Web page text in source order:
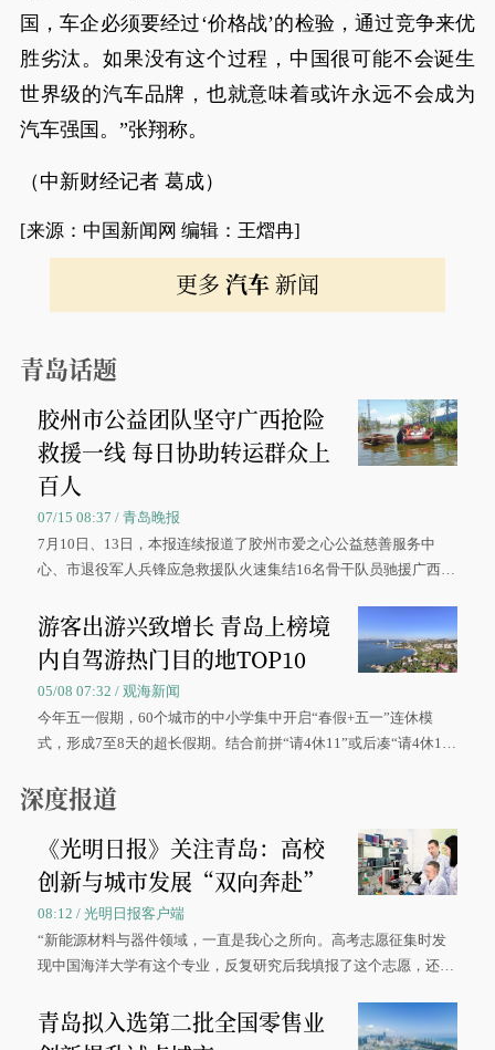
国，车企必须要经过‘价格战’的检验，通过竞争来优
胜劣汰。如果没有这个过程，中国很可能不会诞生
世界级的汽车品牌，也就意味着或许永远不会成为
汽车强国。”张翔称。
（中新财经记者 葛成）
[来源：中国新闻网 编辑：王熠冉]
更多 汽车新闻
青岛话题
胶州市公益团队坚守广西抢险
救援一线 每日协助转运群众上
百人
07/15 08:37 / 青岛晚报
7月10日、13日，本报连续报道了胶州市爱之心公益慈善服务中
心、市退役军人兵锋应急救援队火速集结16名骨干队员驰援广西灾
游客出游兴致增长 青岛上榜境
内自驾游热门目的地TOP10
05/08 07:32 / 观海新闻
今年五一假期，60个城市的中小学集中开启“春假+五一”连休模
式，形成7至8天的超长假期。结合前拼“请4休11”或后凑“请4休1
深度报道
《光明日报》关注青岛：高校
创新与城市发展“双向奔赴”
08:12 / 光明日报客户端
“新能源材料与器件领域，一直是我心之所向。高考志愿征集时发
现中国海洋大学有这个专业，反复研究后我填报了这个志愿，还真
大学材料科学与工程学院材料类专业的录取通知书。
青岛拟入选第二批全国零售业